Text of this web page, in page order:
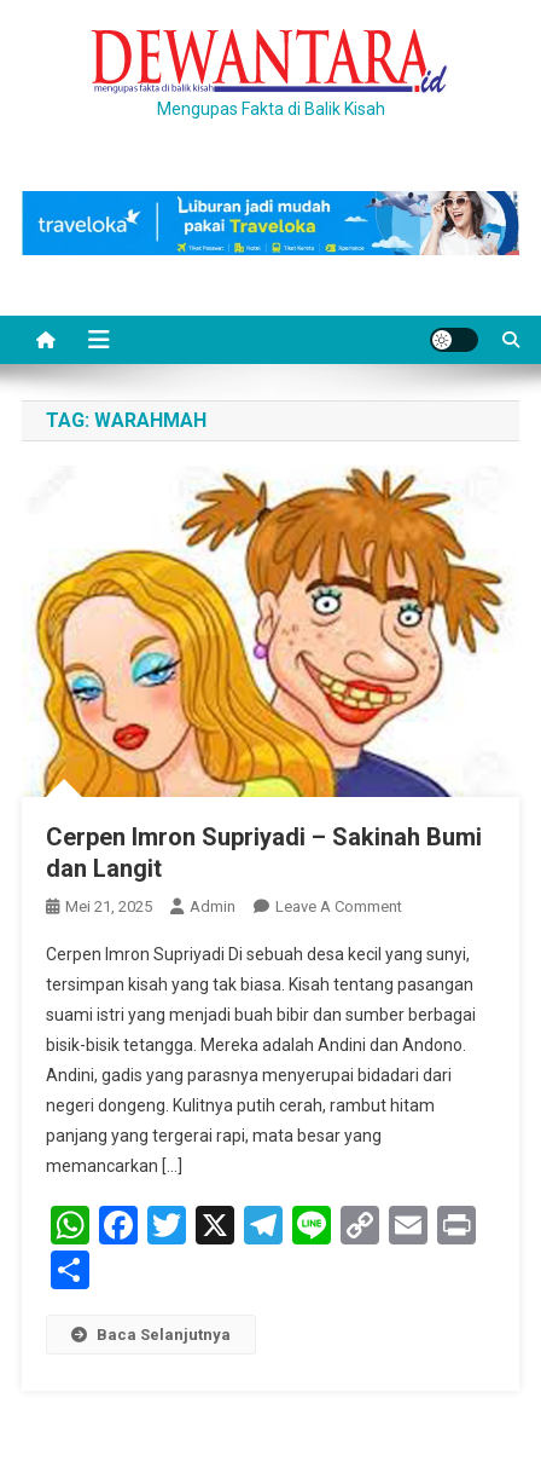
Mengupas Fakta di Balik Kisah
TAG: WARAHMAH
Cerpen Imron Supriyadi – Sakinah Bumi
dan Langit
Mei 21, 2025 Admin Leave A CommentOn
Imron
Supriyadi
–
Sakinah
Bumi
Dan
Cerpen Imron Supriyadi Di sebuah desa kecil yang sunyi,
tersimpan kisah yang tak biasa. Kisah tentang pasangan
suami istri yang menjadi buah bibir dan sumber berbagai
bisik-bisik tetangga. Mereka adalah Andini dan Andono.
Andini, gadis yang parasnya menyerupai bidadari dari
negeri dongeng. Kulitnya putih cerah, rambut hitam
panjang yang tergerai rapi, mata besar yang
memancarkan […]
WhatsApp
Facebook
Twitter
X Telegram
LineCopyEmail
Baca Selanjutnya